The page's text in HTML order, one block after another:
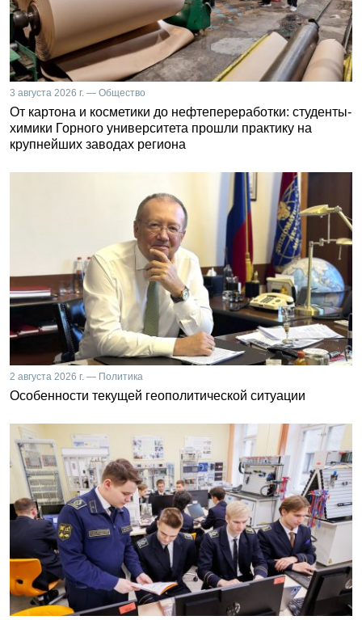
3 августа 2026 г. — Общество
От картона и косметики до нефтепереработки: студенты-
химики Горного университета прошли практику на
крупнейших заводах региона
2 августа 2026 г. — Политика
Особенности текущей геополитической ситуации